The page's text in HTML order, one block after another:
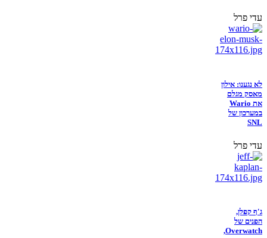
עדי פרל
לא נגענו: אילון
מאסק מגלם
את Wario
במערכון של
SNL
עדי פרל
ג'ף קפלן,
הפנים של
Overwatch,